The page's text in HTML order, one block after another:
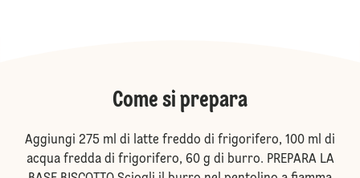
Come si prepara
Aggiungi 275 ml di latte freddo di frigorifero, 100 ml di
acqua fredda di frigorifero, 60 g di burro. PREPARA LA